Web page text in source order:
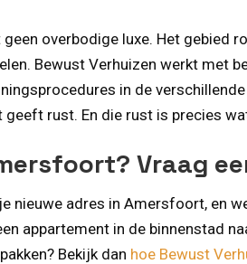
overbodige luxe. Het gebied
Bewust Verhuizen werkt met
in de
rust. En die rust is precies
Vraag
nieuwe adres in Amersfoort, en
appartement in de binnenstad
Bekijk dan hoe Bewust